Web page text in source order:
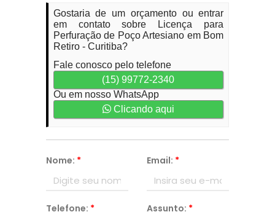
Gostaria de um orçamento ou entrar
em contato sobre Licença para
Perfuração de Poço Artesiano em Bom
Retiro - Curitiba?
Fale conosco pelo telefone
(15) 99772-2340
Ou em nosso WhatsApp
Clicando aqui
Nome: * Email: *
Telefone: * Assunto: *